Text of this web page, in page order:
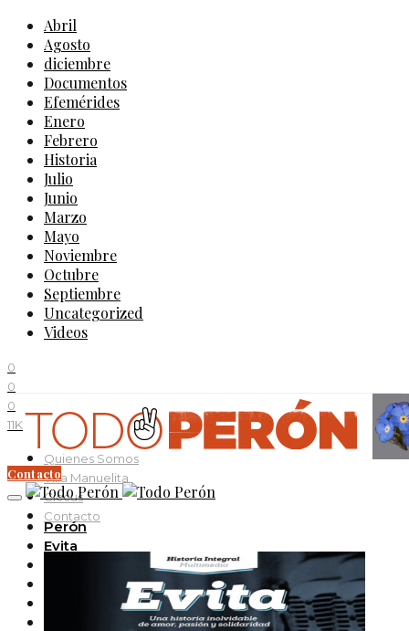
Abril
Agosto
diciembre
Documentos
Efemérides
Enero
Febrero
Historia
Julio
Junio
Marzo
Mayo
Noviembre
Octubre
Septiembre
Uncategorized
Videos
0
0
0
11K
Quienes Somos
Villa Manuelita
Ciccus
Contacto
Contacto
Perón
Evita
Curso Evita Capitana